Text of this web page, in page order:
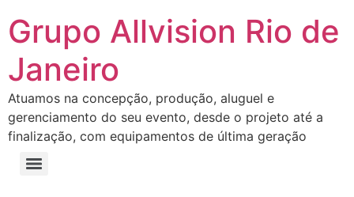
Grupo Allvision Rio de
Janeiro
Atuamos na concepção, produção, aluguel e
gerenciamento do seu evento, desde o projeto até a
finalização, com equipamentos de última geração